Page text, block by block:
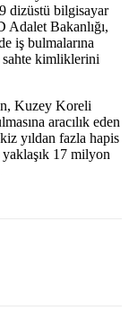
dizüstü bilgisayar
Adalet Bakanlığı,
iş bulmalarına
sahte kimliklerini
Kuzey Koreli
aracılık eden
yıldan fazla hapis
yaklaşık 17 milyon